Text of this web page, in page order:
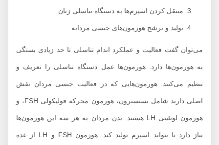
منتقل کردن اسپرم‌ها به دستگاه تناسلی زنان
تولید و ترشح هورمون‌های جنسی مردانه
می‌توان گفت فعالیت و عملکرد اندام تناسلی تا حد زیادی بستگی
به هورمون‌ها دارد. هورمون‌ها عمل دستگاه تناسلی را تعریف و
تنظیم می‌کنند. هورمون‌هایی که در فعالیت جنسی مردان نقش
اصلی دارند شامل تستسترون، هورمون محرکه فولیکولی FSH، و
هورمون لوتئینی LH هستند. بدن مردان به هر سه این هورمون‌ها
نیاز دارد تا بتواند اسپرم تولید کند. هورمون FSH و LH از غده